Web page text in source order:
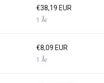
€38,19 EUR
1 År
€8,09 EUR
1 År